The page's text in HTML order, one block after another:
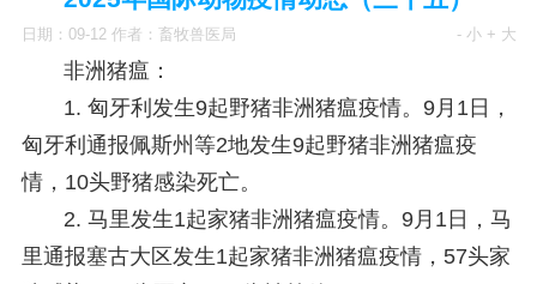
日期：09-12 作者：畜牧兽医局 - 小 + 大
非洲猪瘟：
1. 匈牙利发生9起野猪非洲猪瘟疫情。9月1日，
匈牙利通报佩斯州等2地发生9起野猪非洲猪瘟疫
情，10头野猪感染死亡。
2. 马里发生1起家猪非洲猪瘟疫情。9月1日，马
里通报塞古大区发生1起家猪非洲猪瘟疫情，57头家